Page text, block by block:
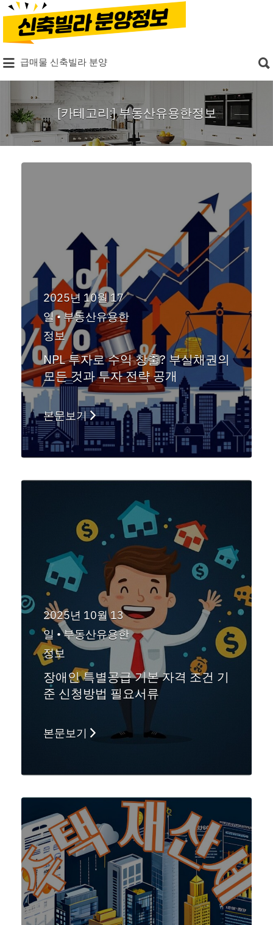
Search
for:
급매물 신축빌라 분양
for:
[카테고리:]부동산유용한정보
2025년 10월 17
일 •부동산유용한
정보
NPL 투자로 수익 창출? 부실채권의
모든 것과 투자 전략 공개
본문보기
2025년 10월 13
일 •부동산유용한
정보
장애인 특별공급 기본 자격 조건 기
준 신청방법 필요서류
본문보기